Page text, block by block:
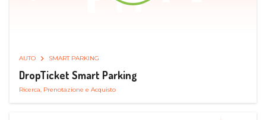
AUTO SMART PARKING
DropTicket Smart Parking
Ricerca, Prenotazione e Acquisto